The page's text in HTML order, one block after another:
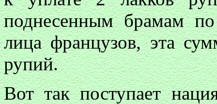
поднесенным брамам
лица французов, эта
рупий.
Вот так поступает